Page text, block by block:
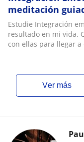
meditación
Estudie Integración
resultado en mi vida.
con ellas para llegar a
ver más